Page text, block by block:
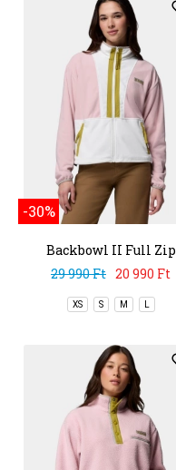
-30%
Backbowl II Full Zip
Fleece
29 990 Ft 20 990 Ft
XS S M L